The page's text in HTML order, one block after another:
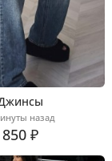
назад
850 ₽